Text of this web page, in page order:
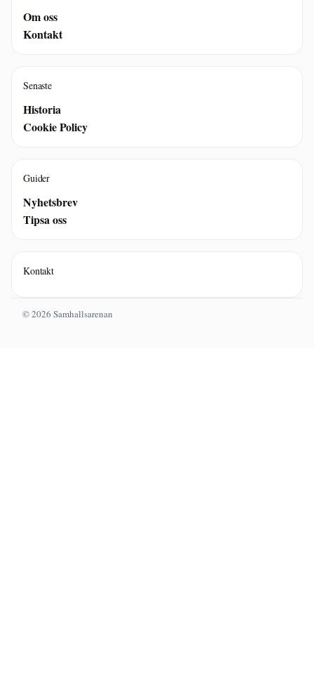
Om oss
Kontakt
Senaste
Historia
Cookie Policy
Guider
Nyhetsbrev
Tipsa oss
Kontakt
© 2026 Samhallsarenan